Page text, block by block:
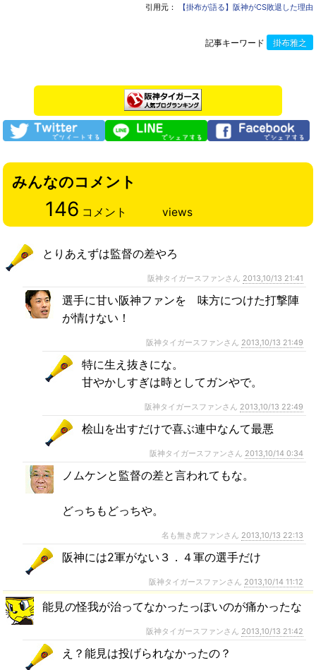
引用元： 【掛布が語る】阪神がCS敗退した理由
記事キーワード 掛布雅之
みんなのコメント
146 コメント views
とりあえずは監督の差やろ
阪神タイガースファンさん 2013,10/13 21:41
選手に甘い阪神ファンを 味方につけた打撃陣
が情けない！
阪神タイガースファンさん 2013,10/13 21:49
特に生え抜きにな。
甘やかしすぎは時としてガンやで。
阪神タイガースファンさん 2013,10/13 22:49
桧山を出すだけで喜ぶ連中なんて最悪
阪神タイガースファンさん 2013,10/14 0:34
ノムケンと監督の差と言われてもな。
どっちもどっちや。
名も無き虎ファンさん 2013,10/13 22:13
阪神には2軍がない３．４軍の選手だけ
阪神タイガースファンさん 2013,10/14 11:12
能見の怪我が治ってなかったっぽいのが痛かったな
阪神タイガースファンさん 2013,10/13 21:42
え？能見は投げられなかったの？